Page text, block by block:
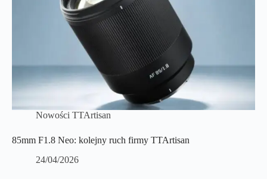
Nowości TTArtisan
85mm F1.8 Neo: kolejny ruch firmy TTArtisan
24/04/2026